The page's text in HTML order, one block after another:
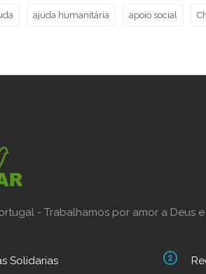
ajuda humanitária apoio social
- Trabalhamos por amor a Deus
Solidarias